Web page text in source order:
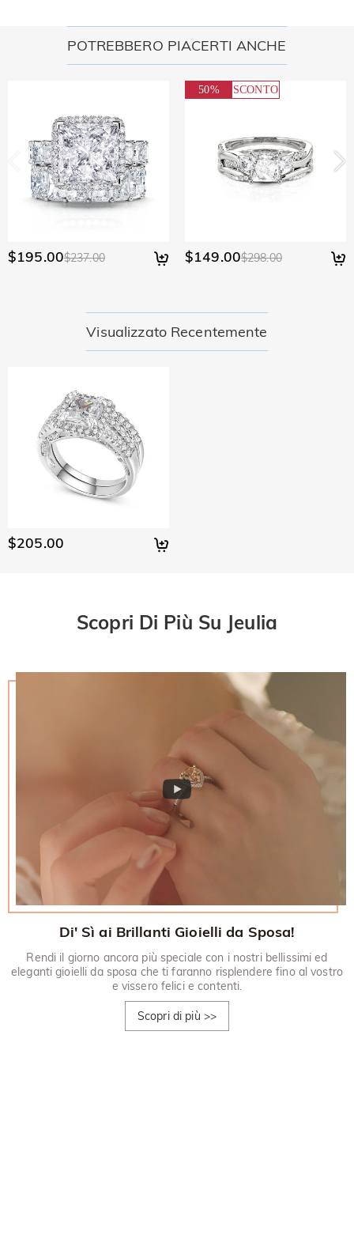
POTREBBERO PIACERTI ANCHE
$195.00$237.00
50% SCONTO
$149.00$298.00
Visualizzato Recentemente
$205.00
Scopri Di Più Su Jeulia
Di' Sì ai Brillanti Gioielli da Sposa!
Rendi il giorno ancora più speciale con i nostri bellissimi ed
eleganti gioielli da sposa che ti faranno risplendere fino al vostro
e vissero felici e contenti.
Scopri di più >>